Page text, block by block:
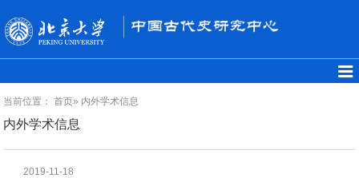
当前位置：首页» 内外学术信息
内外学术信息
2019-11-18